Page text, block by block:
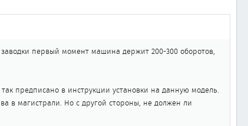
первый момент машина держит 200-300 оборотов,
предписано в инструкции установки на данную модель.
в магистрали. Но с другой стороны, не должен ли